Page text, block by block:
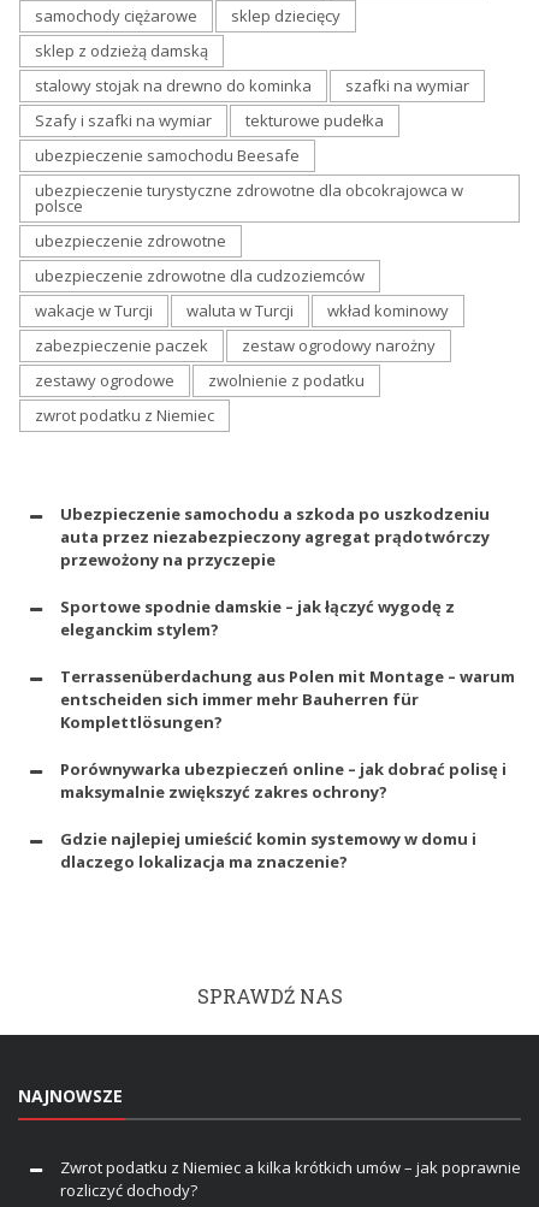
samochody ciężarowe
sklep dziecięcy
sklep z odzieżą damską
stalowy stojak na drewno do kominka
szafki na wymiar
Szafy i szafki na wymiar
tekturowe pudełka
ubezpieczenie samochodu Beesafe
ubezpieczenie turystyczne zdrowotne dla obcokrajowca w
polsce
ubezpieczenie zdrowotne
ubezpieczenie zdrowotne dla cudzoziemców
wakacje w Turcji
waluta w Turcji
wkład kominowy
zabezpieczenie paczek
zestaw ogrodowy narożny
zestawy ogrodowe
zwolnienie z podatku
zwrot podatku z Niemiec
Ubezpieczenie samochodu a szkoda po uszkodzeniu
auta przez niezabezpieczony agregat prądotwórczy
przewożony na przyczepie
Sportowe spodnie damskie – jak łączyć wygodę z
eleganckim stylem?
Terrassenüberdachung aus Polen mit Montage – warum
entscheiden sich immer mehr Bauherren für
Komplettlösungen?
Porównywarka ubezpieczeń online – jak dobrać polisę i
maksymalnie zwiększyć zakres ochrony?
Gdzie najlepiej umieścić komin systemowy w domu i
dlaczego lokalizacja ma znaczenie?
SPRAWDŹ NAS
NAJNOWSZE
Zwrot podatku z Niemiec a kilka krótkich umów – jak poprawnie
rozliczyć dochody?